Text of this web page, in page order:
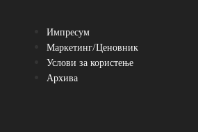
Импресум
Маркетинг/Ценовник
Услови за користење
Архива